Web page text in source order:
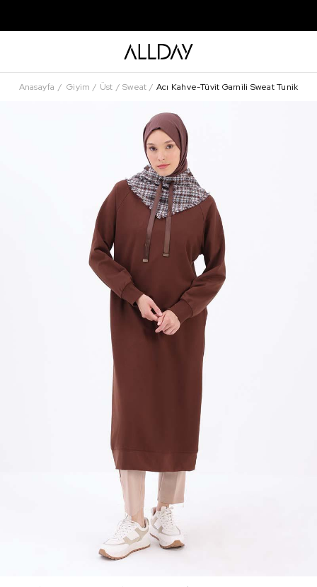
Anasayfa Giyim Üst Sweat Acı Kahve-Tüvit Garnili Sweat Tunik